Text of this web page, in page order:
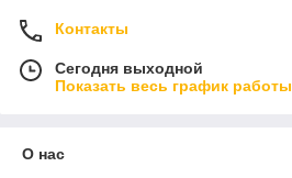
Контакты
Сегодня выходной
Показать весь график работы
О нас